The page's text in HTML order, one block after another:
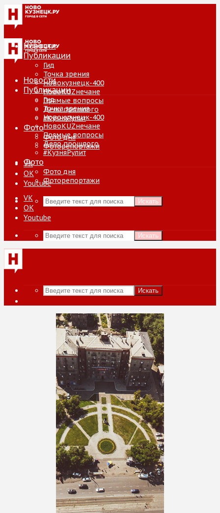
Новости
Публикации
Гид
Точка зрения
Новокузнецк-400
НовоKUZнечане
Прямые вопросы
Дело прошлого
#КузняРулит
Фото
Фото дня
Фоторепортажи
VK
ОК
Youtube
Искать
Новости
Публикации
Гид
Точка зрения
Новокузнецк-400
НовоKUZнечане
Прямые вопросы
Дело прошлого
#КузняРулит
Фото
Фото дня
Фоторепортажи
VK
ОК
Youtube
Искать
Искать